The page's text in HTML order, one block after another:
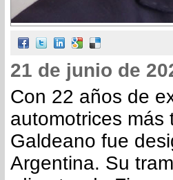
21 de junio de
Con 22 años de
automotrices más
Galdeano fue
Argentina. Su